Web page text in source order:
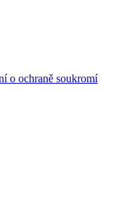
o ochraně soukromí